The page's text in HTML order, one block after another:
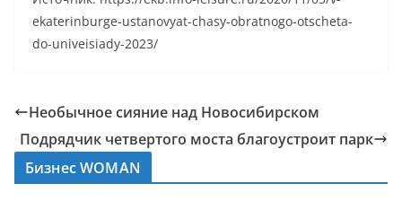
ekaterinburge-ustanovyat-chasy-obratnogo-otscheta-
do-univeisiady-2023/
Необычное сияние над Новосибирском
Подрядчик четвертого моста благоустроит парк
Бизнес WOMAN